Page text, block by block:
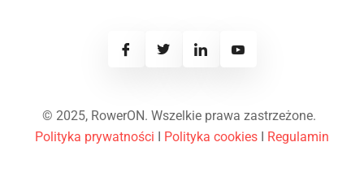
© 2025, RowerON. Wszelkie prawa zastrzeżone.
Polityka prywatności I Polityka cookies I Regulamin